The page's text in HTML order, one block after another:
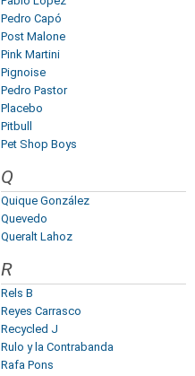
Pedro Capó
Post Malone
Pink Martini
Pignoise
Pedro Pastor
Placebo
Pitbull
Pet Shop Boys
Q
Quique González
Quevedo
Queralt Lahoz
R
Rels B
Reyes Carrasco
Recycled J
Rulo y la Contrabanda
Rafa Pons